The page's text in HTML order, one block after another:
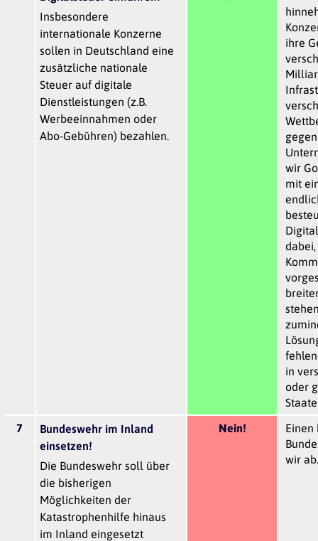
Insbesondere
internationale Konzerne
sollen in Deutschland eine
zusätzliche nationale
Steuer auf digitale
Dienstleistungen (z.B.
Werbeeinnahmen oder
Abo-Gebühren) bezahlen.
ihre
wir
mit
in
oder
7
Bundeswehr im Inland
einsetzen!
Die Bundeswehr soll über
die bisherigen
Möglichkeiten der
Katastrophenhilfe hinaus
im Inland eingesetzt
Nein!
Einen
wir ab.